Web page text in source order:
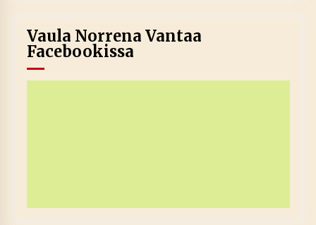
Vaula Norrena Vantaa
Facebookissa